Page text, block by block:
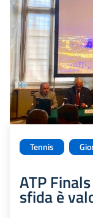
Tennis
ATP
sfida è